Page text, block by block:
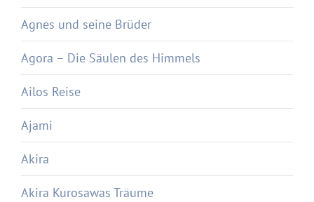
Agnes und seine Brüder
Agora – Die Säulen des Himmels
Ailos Reise
Ajami
Akira
Akira Kurosawas Träume